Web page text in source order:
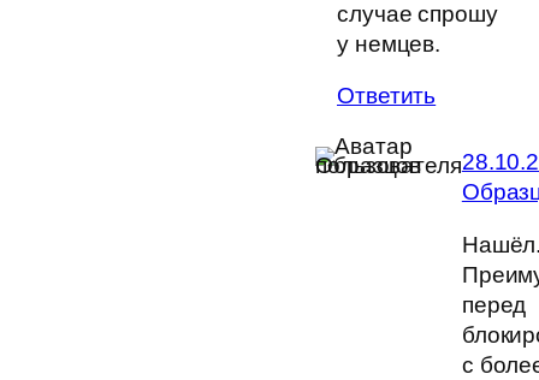
случае спрошу
у немцев.
Ответить
перед
с